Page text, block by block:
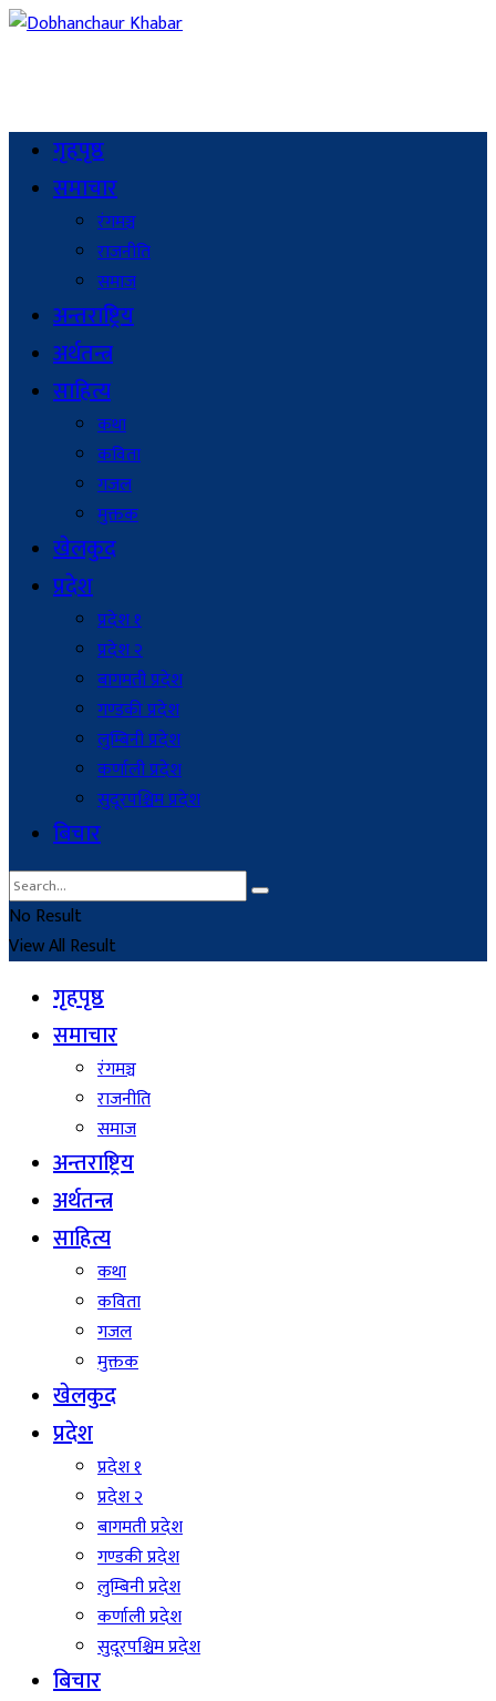
गृहपृष्ठ
समाचार
रंगमञ्च
राजनीति
समाज
अन्तराष्ट्रिय
अर्थतन्त्र
साहित्य
कथा
कविता
गजल
मुक्तक
खेलकुद
प्रदेश
प्रदेश १
प्रदेश २
बागमती प्रदेश
गण्डकी प्रदेश
लुम्बिनी प्रदेश
कर्णाली प्रदेश
सुदूरपश्चिम प्रदेश
बिचार
No Result
View All Result
गृहपृष्ठ
समाचार
रंगमञ्च
राजनीति
समाज
अन्तराष्ट्रिय
अर्थतन्त्र
साहित्य
कथा
कविता
गजल
मुक्तक
खेलकुद
प्रदेश
प्रदेश १
प्रदेश २
बागमती प्रदेश
गण्डकी प्रदेश
लुम्बिनी प्रदेश
कर्णाली प्रदेश
सुदूरपश्चिम प्रदेश
बिचार